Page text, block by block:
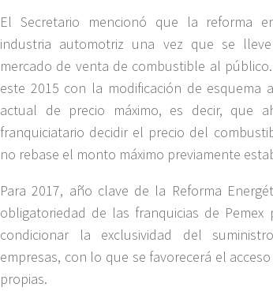
El Secretario mencionó que la reforma
industria automotriz una vez que se
mercado de venta de combustible al
este 2015 con la modificación de esquema
actual de precio máximo, es decir, que
franquiciatario decidir el precio del
no rebase el monto máximo previamente
Para 2017, año clave de la Reforma
obligatoriedad de las franquicias de
condicionar la exclusividad del
empresas, con lo que se favorecerá el
propias.